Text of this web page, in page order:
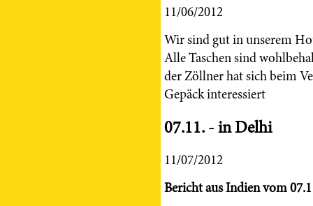
11/06/2012
Wir sind gut in unserem
Alle Taschen sind
der Zöllner hat sich beim
Gepäck interessiert
07.11. - in Delhi
11/07/2012
Bericht aus Indien vom